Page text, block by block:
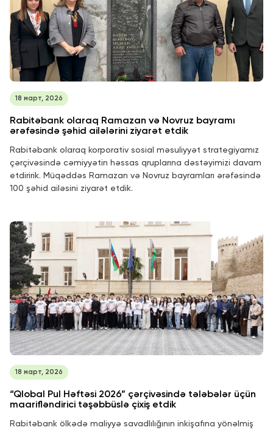
18 март, 2026
Rabitəbank olaraq Ramazan və Novruz bayramı
ərəfəsində şəhid ailələrini ziyarət etdik
Rabitəbank olaraq korporativ sosial məsuliyyət strategiyamız
çərçivəsində cəmiyyətin həssas qruplarına dəstəyimizi davam
etdiririk. Müqəddəs Ramazan və Novruz bayramları ərəfəsində
100 şəhid ailəsini ziyarət etdik.
18 март, 2026
“Qlobal Pul Həftəsi 2026” çərçivəsində tələbələr üçün
maarifləndirici təşəbbüslə çixiş etdik
Rabitəbank ölkədə maliyyə savadlılığının inkişafına yönəlmiş